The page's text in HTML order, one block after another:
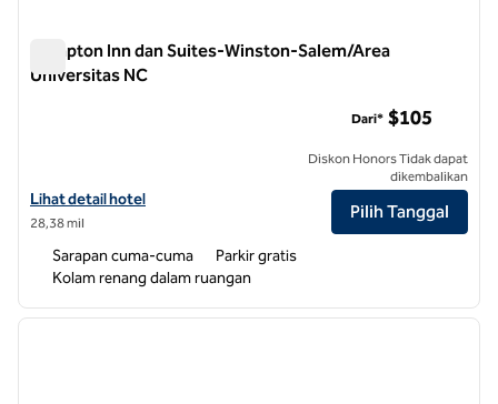
Hampton Inn dan Suites-Winston-Salem/Area
Universitas NC
Lihat detail hotel untuk Hampton Inn dan Suites-Winston-Salem/
Lihat detail hotel
28,38 mil
Dari* $105
Diskon Honors Tidak dapat
dikembalikan
Pilih Tanggal
Sarapan cuma-cuma
Parkir gratis
Kolam renang dalam ruangan
1 dari 12